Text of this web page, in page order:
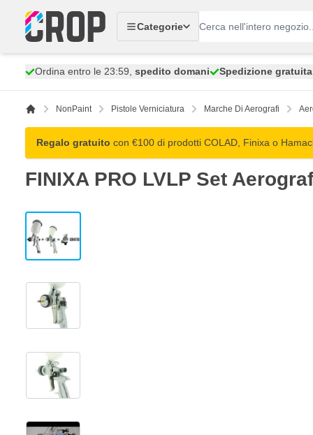
Categorie
Ordina entro le 23:59, spedito domani Spedizione gratuita
NonPaint Pistole Verniciatura Marche Di Aerografi
Regalo gratuito con €100 di prodotti COLAD, Finixa o
FINIXA PRO LVLP Set
View larger image
View larger image
View larger image